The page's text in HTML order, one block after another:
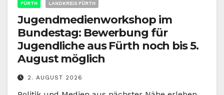
FÜRTH LANDKREIS FÜRTH
Jugendmedienworkshop im
Bundestag: Bewerbung für
Jugendliche aus Fürth noch bis 5.
August möglich
2. AUGUST 2026